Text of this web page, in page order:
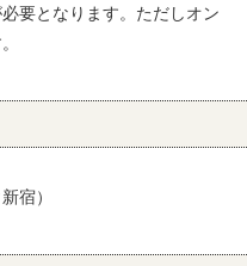
要となります。ただしオン
宿）